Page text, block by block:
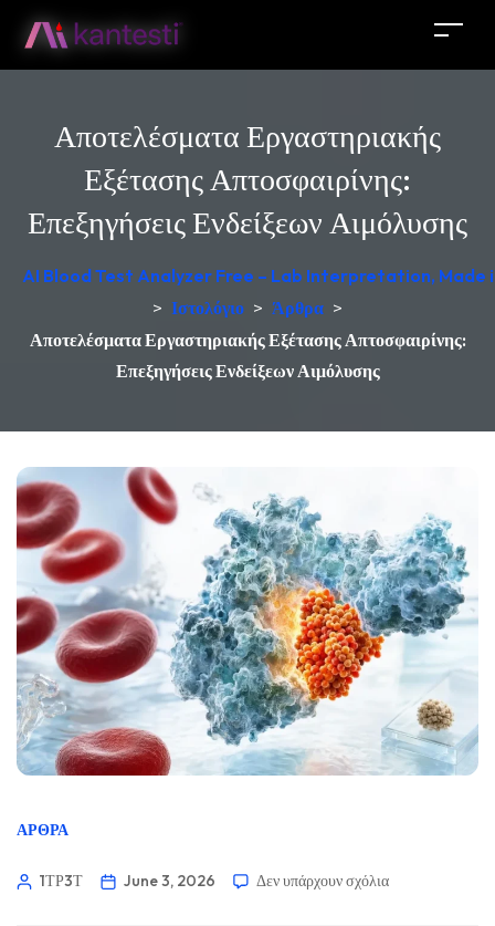
Αποτελέσματα Εργαστηριακής
Εξέτασης Απτοσφαιρίνης:
Επεξηγήσεις Ενδείξεων Αιμόλυσης
AI Blood Test Analyzer Free – Lab Interpretation, Made
> Ιστολόγιο > Άρθρα >
Αποτελέσματα Εργαστηριακής Εξέτασης Απτοσφαιρίνης:
Επεξηγήσεις Ενδείξεων Αιμόλυσης
ΆΡΘΡΑ
1ΤΡ3Τ June 3, 2026 Δεν υπάρχουν σχόλια